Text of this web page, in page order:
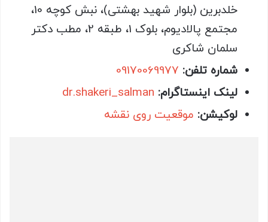
خلدبرین (بلوار شهید بهشتی)، نبش کوچه 10،
مجتمع پالادیوم، بلوک 1، طبقه 2، مطب دکتر
سلمان شاکری
شماره تلفن: 09170069977
لینک اینستاگرام: dr.shakeri_salman
لوکیشن: موقعیت روی نقشه